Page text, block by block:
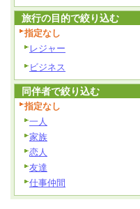
旅行の目的で絞り込む
指定なし
レジャー
ビジネス
同伴者で絞り込む
指定なし
一人
家族
恋人
友達
仕事仲間